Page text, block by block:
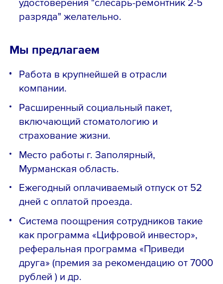
разряда" желательно.
Мы предлагаем
Работа в крупнейшей в отрасли
компании.
Расширенный социальный пакет,
включающий стоматологию и
страхование жизни.
Место работы г. Заполярный,
Мурманская область.
Ежегодный оплачиваемый отпуск от 52
дней с оплатой проезда.
Система поощрения сотрудников такие
как программа «Цифровой инвестор»,
реферальная программа «Приведи
друга» (премия за рекомендацию от 7000
рублей ) и др.